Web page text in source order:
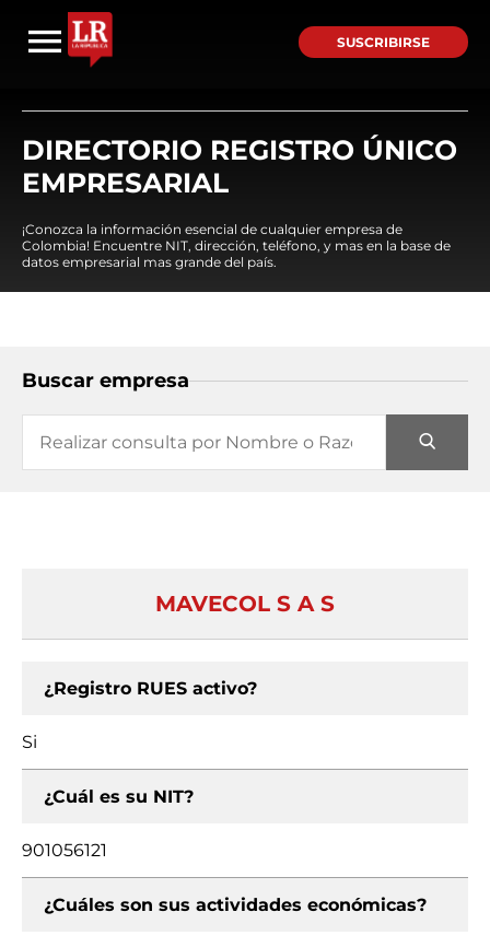
SUSCRIBIRSE
DIRECTORIO REGISTRO ÚNICO
EMPRESARIAL
¡Conozca la información esencial de cualquier empresa de
Colombia! Encuentre NIT, dirección, teléfono, y mas en la base de
datos empresarial mas grande del país.
Buscar empresa
MAVECOL S A S
¿Registro RUES activo?
Si
¿Cuál es su NIT?
901056121
¿Cuáles son sus actividades económicas?